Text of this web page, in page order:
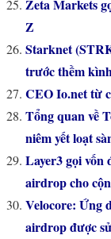
Zeta Markets
Z
Starknet
trước thềm
CEO Io.net từ
Tổng quan về
niêm yết loạt
Layer3 gọi vốn
airdrop cho
Velocore: Ứng
airdrop được